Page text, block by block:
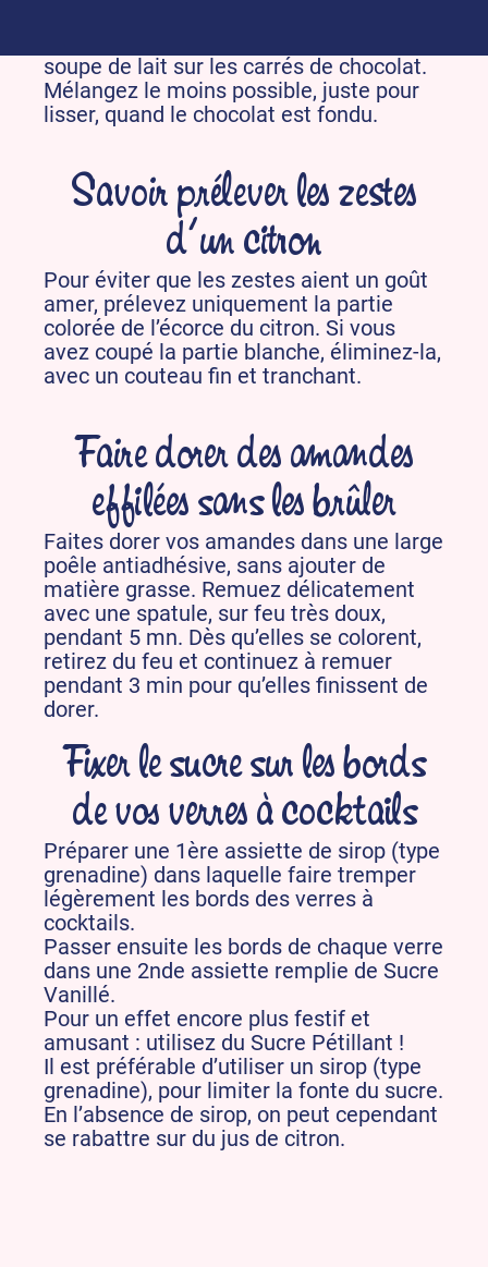
soupe de lait sur les carrés de chocolat.
Mélangez le moins possible, juste pour
lisser, quand le chocolat est fondu.
Savoir prélever les zestes
d’un citron
Pour éviter que les zestes aient un goût
amer, prélevez uniquement la partie
colorée de l’écorce du citron. Si vous
avez coupé la partie blanche, éliminez-la,
avec un couteau fin et tranchant.
Faire dorer des amandes
effilées sans les brûler
Faites dorer vos amandes dans une large
poêle antiadhésive, sans ajouter de
matière grasse. Remuez délicatement
avec une spatule, sur feu très doux,
pendant 5 mn. Dès qu’elles se colorent,
retirez du feu et continuez à remuer
pendant 3 min pour qu’elles finissent de
dorer.
Fixer le sucre sur les bords
de vos verres à cocktails
Préparer une 1ère assiette de sirop (type
grenadine) dans laquelle faire tremper
légèrement les bords des verres à
cocktails.
Passer ensuite les bords de chaque verre
dans une 2nde assiette remplie de Sucre
Vanillé.
Pour un effet encore plus festif et
amusant : utilisez du Sucre Pétillant !
Il est préférable d’utiliser un sirop (type
grenadine), pour limiter la fonte du sucre.
En l’absence de sirop, on peut cependant
se rabattre sur du jus de citron.